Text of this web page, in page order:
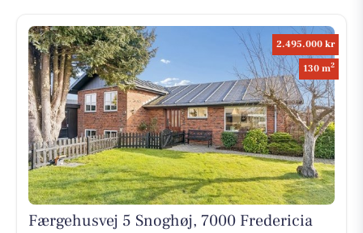
2.495.000 kr
130 m2
Færgehusvej 5 Snoghøj, 7000 Fredericia